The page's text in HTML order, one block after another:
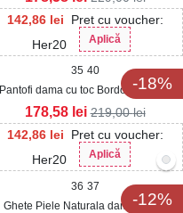
142,86 lei
Pret cu voucher:
Her20
Aplică
-18%
35 40
Pantofi dama cu toc Bordo din Piele
Ecologica Intoarsa Kayana
142,86 lei
Pret cu voucher:
Her20
Aplică
178,58 lei 219,00lei
-12%
36 37
Ghete Piele Naturala dama Bordo